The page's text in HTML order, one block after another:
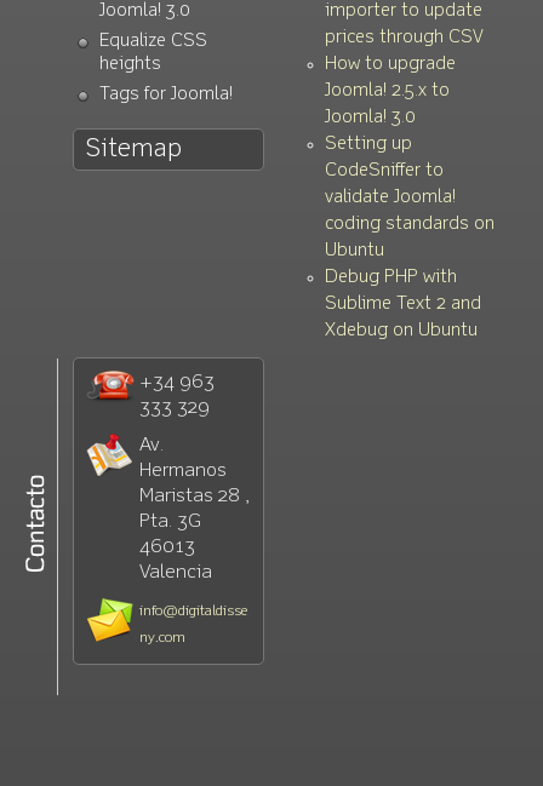
Joomla! 3.0
Equalize CSS
heights
Tags for Joomla!
Sitemap
importer to update
prices through CSV
How to upgrade
Joomla! 2.5.x to
Joomla! 3.0
Setting up
CodeSniffer to
validate Joomla!
coding standards on
Ubuntu
Debug PHP with
Sublime Text 2 and
Xdebug on Ubuntu
+34 963
333 329
Av.
Hermanos
Maristas 28 ,
Pta. 3G
46013
Valencia
info@digitaldisse
ny.com